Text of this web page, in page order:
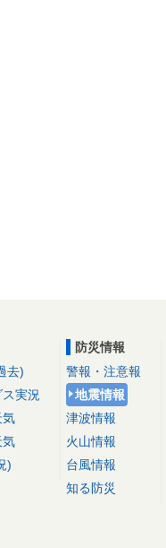
去)
実況
気
気
)
防災情報
警報・注意報
地震情報
津波情報
火山情報
台風情報
知る防災